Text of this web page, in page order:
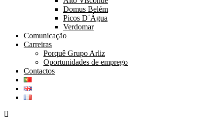
Domus Belém
Picos D´Água
Verdomar
Comunicação
Carreiras
Porquê Grupo Arliz
Oportunidades de emprego
Contactos